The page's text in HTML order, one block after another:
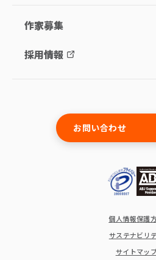
作家募集
採用情報
お問い合わせ
個人情報保護
サステナビリ
サイトマッ